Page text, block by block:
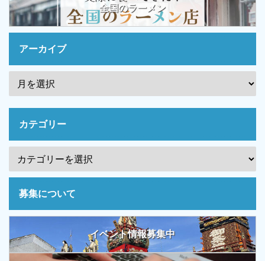
全国のラーメン
アーカイブ
カテゴリー
募集について
イベント情報募集中